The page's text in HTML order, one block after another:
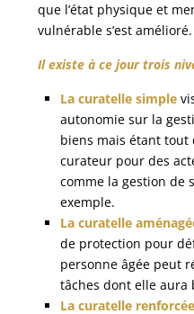
que l’état physique et
vulnérable s’est amélioré.
Il existe à ce jour trois
La curatelle simple
autonomie sur la
biens mais étant tout
curateur pour des
comme la gestion de
exemple.
La curatelle
de protection pour
personne âgée peut
tâches dont elle aura
La curatelle renforcée